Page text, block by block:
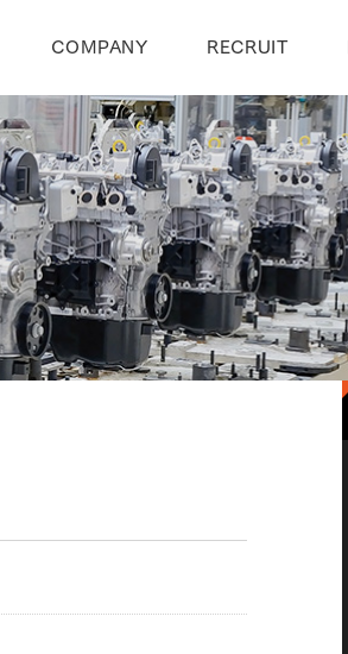
COMPANY RECRUIT